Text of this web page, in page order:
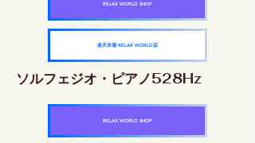
RELAX WORLD SHOP
楽天市場 RELAX WORLD店
ソルフェジオ・ピアノ528Hz
RELAX WORLD SHOP